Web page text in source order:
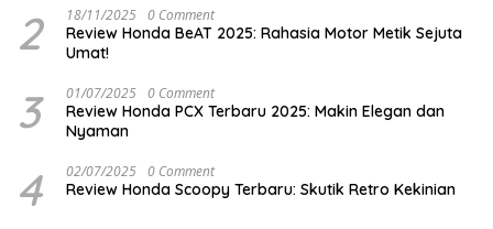
2 18/11/2025 0 Comment
Review Honda BeAT 2025: Rahasia Motor Metik Sejuta
Umat!
3 01/07/2025 0 Comment
Review Honda PCX Terbaru 2025: Makin Elegan dan
Nyaman
4 02/07/2025 0 Comment
Review Honda Scoopy Terbaru: Skutik Retro Kekinian